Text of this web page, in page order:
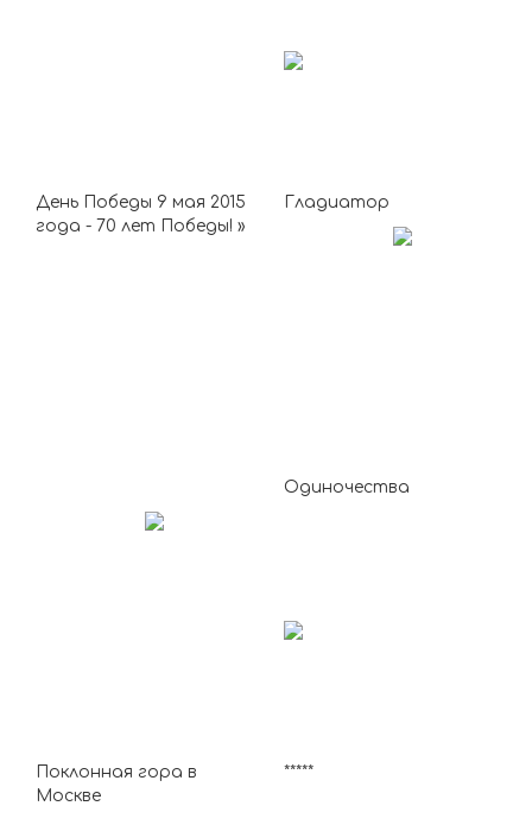
День Победы 9 мая 2015
года - 70 лет Победы! »
Гладиатор
Одиночества
Поклонная гора в
Москве
*****